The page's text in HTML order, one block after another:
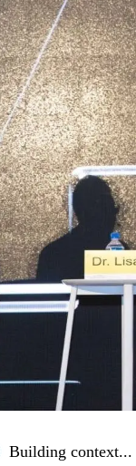
Considering